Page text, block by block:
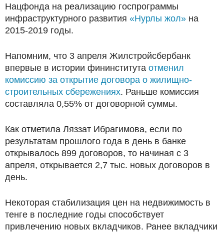
Нацфонда на реализацию госпрограммы
инфраструктурного развития «Нурлы жол» на
2015-2019 годы.
Напомним, что 3 апреля Жилстройсбербанк
впервые в истории фининститута отменил
комиссию за открытие договора о жилищно-
строительных сбережениях. Раньше комиссия
составляла 0,55% от договорной суммы.
Как отметила Ляззат Ибрагимова, если по
результатам прошлого года в день в банке
открывалось 899 договоров, то начиная с 3
апреля, открывается 2,7 тыс. новых договоров в
день.
Некоторая стабилизация цен на недвижимость в
тенге в последние годы способствует
привлечению новых вкладчиков. Ранее вкладчики